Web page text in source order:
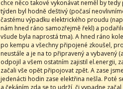
chce něco takové vykonávat neměl by
týden byl hodně deštivý (počasí
častému výpadku elektrického proudu
nám hned ráno samozřejmě řekl) a
všude byla naprostá tma). A hned ráno
po kempu a všechny připojené zkoušel,
neustále a je na to připravený a vybavený
odpojil a všem ostatním zajistil el.energii,
začali vše opět připojovat zpět. A zase
jedenácti hodin zase elektřina nešla. Poté